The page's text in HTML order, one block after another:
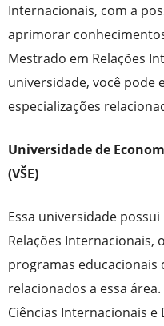
Internacionais, com a
aprimorar
Mestrado em Relações
universidade, você pode
especializações
Universidade de
(VŠE)
Essa universidade
Relações Internacionais,
programas
relacionados a essa
Ciências Internacionais